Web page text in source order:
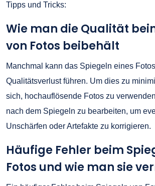
Tipps und Tricks:
Wie man die Qualität
von Fotos beibehält
Manchmal kann das Spiegeln eines
Qualitätsverlust führen. Um dies zu
sich, hochauflösende Fotos zu
nach dem Spiegeln zu bearbeiten, um
Unschärfen oder Artefakte zu korrigieren.
Häufige Fehler beim
Fotos und wie man sie